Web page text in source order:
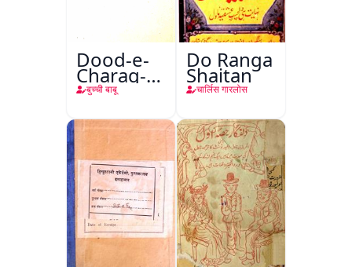
Dood-e-
Charag-e-
Mahfil
बुच्ची बाबू
Do Ranga
Shaitan
चार्लिस गारलोस